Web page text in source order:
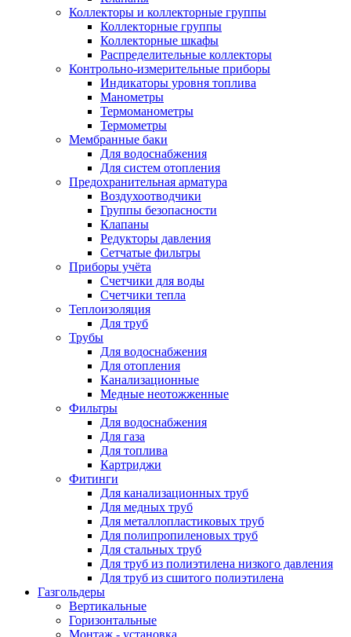
Коллекторы и коллекторные группы
Коллекторные группы
Коллекторные шкафы
Распределительные коллекторы
Контрольно-измерительные приборы
Индикаторы уровня топлива
Манометры
Термоманометры
Термометры
Мембранные баки
Для водоснабжения
Для систем отопления
Предохранительная арматура
Воздухоотводчики
Группы безопасности
Клапаны
Редукторы давления
Сетчатые фильтры
Приборы учёта
Счетчики для воды
Счетчики тепла
Теплоизоляция
Для труб
Трубы
Для водоснабжения
Для отопления
Канализационные
Медные неотожженные
Фильтры
Для водоснабжения
Для газа
Для топлива
Картриджи
Фитинги
Для канализационных труб
Для медных труб
Для металлопластиковых труб
Для полипропиленовых труб
Для стальных труб
Для труб из полиэтилена низкого давления
Для труб из сшитого полиэтилена
Газгольдеры
Вертикальные
Горизонтальные
Монтаж - установка